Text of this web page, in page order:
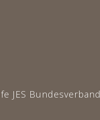
JES Bundesverband